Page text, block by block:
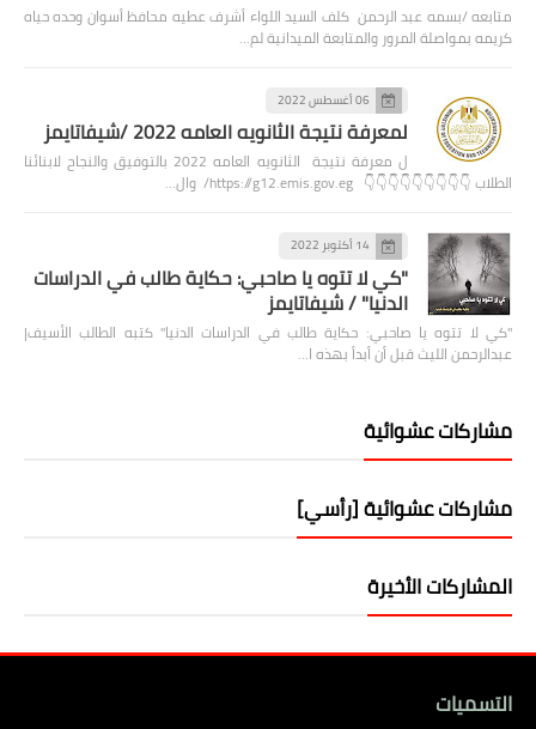
متابعه /بسمه عبد الرحمن كلف السيد اللواء أشرف عطيه محافظ أسوان وحده حياه
كريمه بمواصلة المرور والمتابعة الميدانية لم…
06 أغسطس 2022
لمعرفة نتيجة الثانويه العامه 2022 /شيفاتايمز
ل معرفة نتيجة الثانويه العامه 2022 بالتوفيق والنجاح لابنائنا
الطلاب 👇👇👇👇👇👇👇👇👇 https://g12.emis.gov.eg/ وال…
14 أكتوبر 2022
"كي لا تتوه يا صاحبي: حكاية طالب في الدراسات
الدنيا" / شيفاتايمز
"كي لا تتوه يا صاحبي: حكاية طالب في الدراسات الدنيا" كتبه الطالب الأسيف|
عبدالرحمن الليث قبل أن أبدأ بهذه ا…
مشاركات عشوائية
مشاركات عشوائية [رأسي]
المشاركات الأخيرة
التسميات